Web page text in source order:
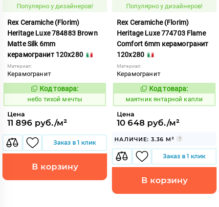
Популярно у дизайнеров!
Rex Ceramiche (Florim)
Heritage Luxe 784883 Brown
Matte Silk 6mm
керамогранит 120x280
Материал:
Керамогранит
1122051
Код товара:
небо тихой мечты
Цена
11 896 руб./м²
Заказ в 1 клик
В корзину
Популярно у дизайнеров!
Rex Ceramiche (Florim)
Heritage Luxe 774703 Flame
Comfort 6mm керамогранит
120x280
Материал:
Керамогранит
937287
Код товара:
маятник янтарной капли
Цена
10 648 руб./м²
НАЛИЧИЕ: 3.36 М²
Заказ в 1 клик
В корзину